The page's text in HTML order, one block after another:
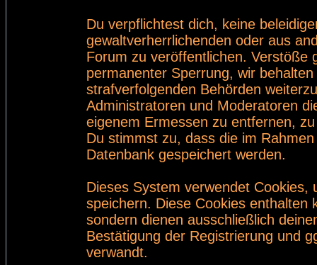
Du verpflichtest dich, keine
gewaltverherrlichenden oder aus
Forum zu veröffentlichen. Verstöße
permanenter Sperrung, wir
strafverfolgenden Behörden
Administratoren und Moderatoren
eigenem Ermessen zu entfernen,
Du stimmst zu, dass die im
Datenbank gespeichert werden.
Dieses System verwendet
speichern. Diese Cookies enthalten
sondern dienen ausschließlich
Bestätigung der Registrierung und
verwandt.